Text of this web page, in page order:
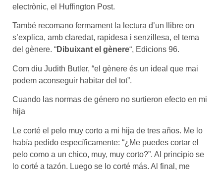
electrònic, el Huffington Post.
També recomano fermament la lectura d’un llibre on
s’explica, amb claredat, rapidesa i senzillesa, el tema
del gènere. “Dibuixant el gènere“, Edicions 96.
Com diu Judith Butler, “el gènere és un ideal que mai
podem aconseguir habitar del tot”.
Cuando las normas de género no surtieron efecto en mi
hija
Le corté el pelo muy corto a mi hija de tres años. Me lo
había pedido específicamente: “¿Me puedes cortar el
pelo como a un chico, muy, muy corto?”. Al principio se
lo corté a tazón. Luego se lo corté más. Al final, me